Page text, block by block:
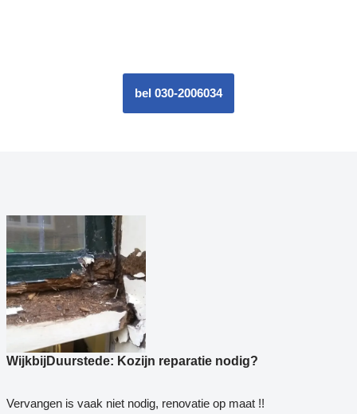
bel 030-2006034
WijkbijDuurstede: Kozijn reparatie nodig?
Vervangen is vaak niet nodig, renovatie op maat !!